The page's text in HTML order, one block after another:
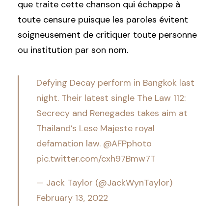
que traite cette chanson qui échappe à
toute censure puisque les paroles évitent
soigneusement de critiquer toute personne
ou institution par son nom.
Defying Decay perform in Bangkok last
night. Their latest single The Law 112:
Secrecy and Renegades takes aim at
Thailand’s Lese Majeste royal
defamation law. @AFPphoto
pic.twitter.com/cxh97Bmw7T
— Jack Taylor (@JackWynTaylor)
February 13, 2022